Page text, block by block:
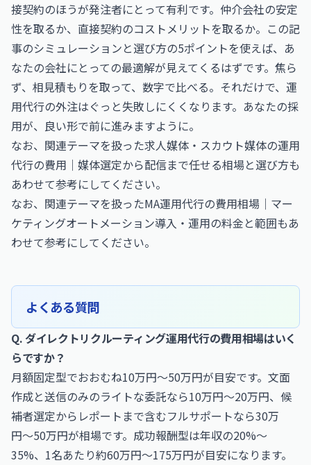
接契約のほうが発注者にとって有利です。仲介会社の安定
性を取るか、直接契約のコストメリットを取るか。この記
事のシミュレーションと選び方の5ポイントを使えば、あ
なたの会社にとっての最適解が見えてくるはずです。焦ら
ず、相見積もりを取って、数字で比べる。それだけで、運
用代行の外注はぐっと失敗しにくくなります。あなたの採
用が、良い形で前に進みますように。
なお、関連テーマを扱った求人媒体・スカウト媒体の運用
代行の費用｜媒体選定から配信まで任せる相場と選び方も
あわせて参考にしてください。
なお、関連テーマを扱ったMA運用代行の費用相場｜マー
ケティングオートメーション導入・運用の料金と範囲もあ
わせて参考にしてください。
よくある質問
Q. ダイレクトリクルーティング運用代行の費用相場はいく
らですか？
月額固定型でおおむね10万円〜50万円が目安です。文面
作成と送信のみのライトな委託なら10万円〜20万円、候
補者選定からレポートまで含むフルサポートなら30万
円〜50万円が相場です。成功報酬型は年収の20%〜
35%、1名あたり約60万円〜175万円が目安になります。